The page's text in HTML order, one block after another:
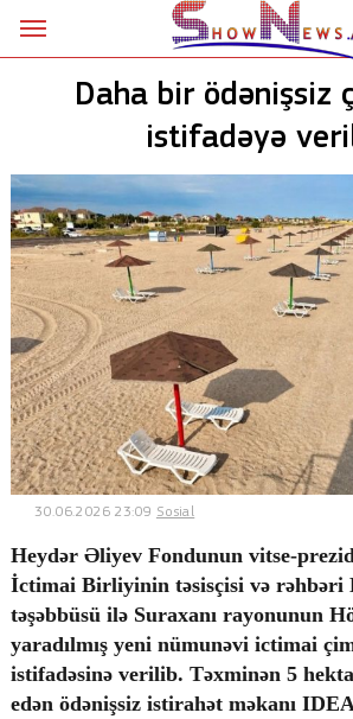
Kriminal
Şou
18+
Astrologiya
Hadisə
İdman
Created by Netservice.az
Daha bir ödənişsiz
istifadəyə
30.06.2026 23:09 Sosial
Heydər Əliyev Fondunun vitse-
İctimai Birliyinin təsisçisi və rəhbəri
təşəbbüsü ilə Suraxanı rayonunun
yaradılmış yeni nümunəvi ictimai
istifadəsinə verilib. Təxminən 5
edən ödənişsiz istirahət məkanı